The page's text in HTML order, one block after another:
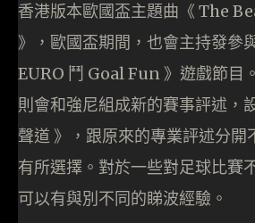
香港版本歐國盃主題曲《 The
》，歐國盃期間，也會主持發參
EURO 鬥 Goal Fun 》遊戲節目
則會和強尼組成新的賽事評述，
聲道 》，跟原來的專業評述分開
有所選擇。對於一些對足球比賽
可以有與別不同的睇波經驗。